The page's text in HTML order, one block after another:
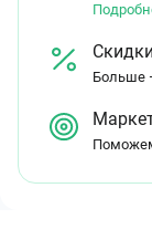
Больше